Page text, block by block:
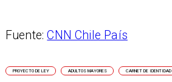
Fuente:CNN Chile País
PROYECTO DE LEY ADULTOS MAYORES CARNET DE IDENTIDAD